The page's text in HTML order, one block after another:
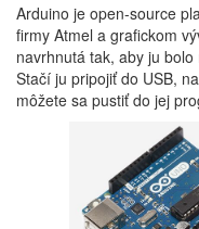
Arduino je open-source
firmy Atmel a grafickom
navrhnutá tak, aby ju
Stačí ju pripojiť do USB,
môžete sa pustiť do jej